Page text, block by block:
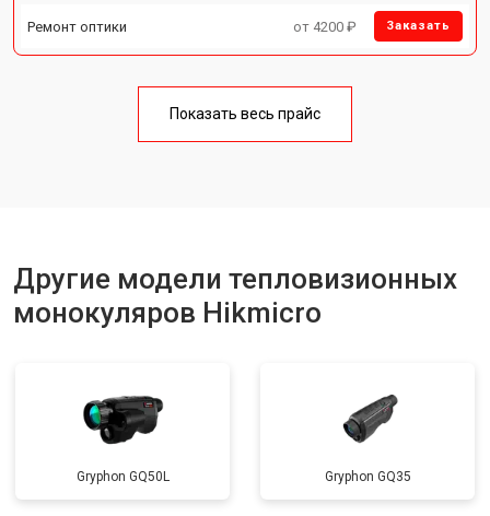
Ремонт оптики от 4200 ₽ Заказать
Показать весь прайс
Другие модели тепловизионных
монокуляров Hikmicro
Gryphon GQ50L Gryphon GQ35